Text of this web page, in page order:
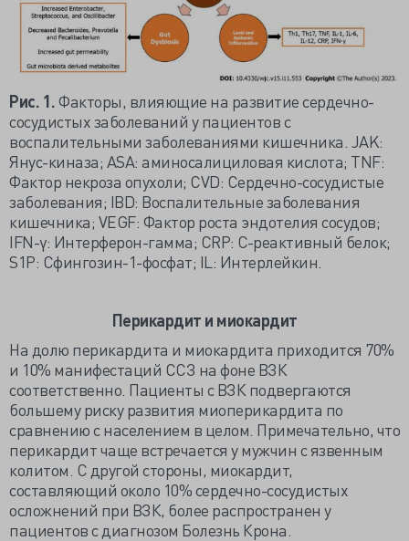
Рис. 1. Факторы, влияющие на развитие сердечно-
сосудистых заболеваний у пациентов с
воспалительными заболеваниями кишечника. JAK:
Янус-киназа; ASA: аминосалициловая кислота; TNF:
Фактор некроза опухоли; CVD: Сердечно-сосудистые
заболевания; IBD: Воспалительные заболевания
кишечника; VEGF: Фактор роста эндотелия сосудов;
IFN-γ: Интерферон-гамма; CRP: С-реактивный белок;
S1P: Сфингозин-1-фосфат; IL: Интерлейкин.
Перикардит и миокардит
На долю перикардита и миокардита приходится 70%
и 10% манифестаций ССЗ на фоне ВЗК
соответственно. Пациенты с ВЗК подвергаются
большему риску развития миоперикардита по
сравнению с населением в целом. Примечательно, что
перикардит чаще встречается у мужчин с язвенным
колитом. С другой стороны, миокардит,
составляющий около 10% сердечно-сосудистых
осложнений при ВЗК, более распространен у
пациентов с диагнозом Болезнь Крона.